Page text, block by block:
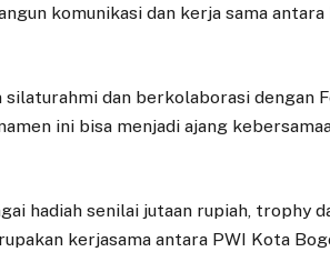
komunikasi dan kerja sama
dan berkolaborasi dengan
ini bisa menjadi ajang
hadiah senilai jutaan rupiah, trophy
kerjasama antara PWI Kota